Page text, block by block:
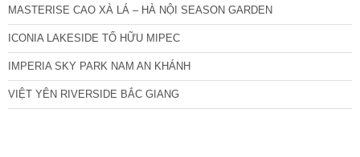
MASTERISE CAO XÀ LÁ – HÀ NỘI SEASON GARDEN
ICONIA LAKESIDE TỐ HỮU MIPEC
IMPERIA SKY PARK NAM AN KHÁNH
VIỆT YÊN RIVERSIDE BẮC GIANG